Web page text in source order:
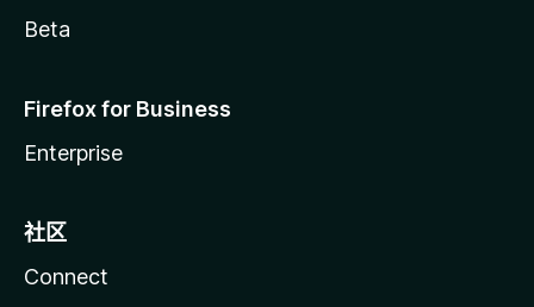
Beta
Firefox for Business
Enterprise
社区
Connect